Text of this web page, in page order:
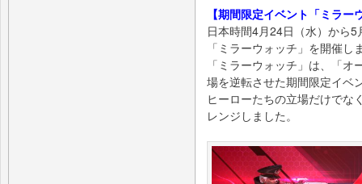
【期間限定イベント「ミラー
日本時間4月24日（水）から
「ミラーウォッチ」を開催し
「ミラーウォッチ」は、「
場を逆転させた期間限定イベ
ヒーローたちの立場だけでな
レンジしました。